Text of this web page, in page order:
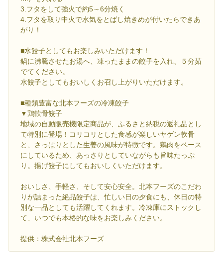
3.フタをして強火で約5～6分焼く
4.フタを取り中火で水気をとばし焼きめが付いたらできあ
がり！
■水餃子としてもお楽しみいただけます！
鍋に沸騰させたお湯へ、凍ったままの餃子を入れ、５分茹
でてください。
水餃子としてもおいしくお召し上がりいただけます。
■種類豊富な北本フーズの冷凍餃子
▼鶏軟骨餃子
地域の自動販売機限定商品が、ふるさと納税の返礼品とし
て特別に登場！コリコリとした食感が楽しいヤゲン軟骨
と、さっぱりとした生姜の風味が特徴です。鶏肉をベース
にしているため、あっさりとしていながらも旨味たっぷ
り。揚げ餃子にしてもおいしくいただけます。
おいしさ、手軽さ、そして安心安全。北本フーズのこだわ
りが詰まった絶品餃子は、忙しい日の夕食にも、休日の特
別な一品としても活躍してくれます。冷凍庫にストックし
て、いつでも本格的な味をお楽しみください。
提供：株式会社北本フーズ